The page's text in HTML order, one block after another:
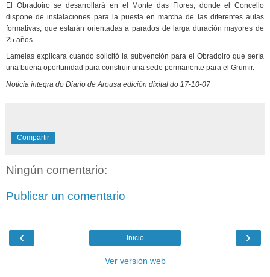
El Obradoiro se desarrollará en el Monte das Flores, donde el Concello
dispone de instalaciones para la puesta en marcha de las diferentes aulas
formativas, que estarán orientadas a parados de larga duración mayores de
25 años.
Lamelas explicara cuando solicitó la subvención para el Obradoiro que sería
una buena oportunidad para construir una sede permanente para el Grumir.
Noticia íntegra do Diario de Arousa edición dixital do 17-10-07
Compartir
Ningún comentario:
Publicar un comentario
‹ ›
Inicio
Ver versión web